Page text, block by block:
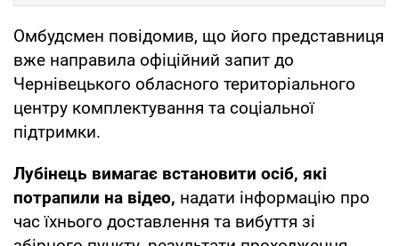
Омбудсмен повідомив, що його представниця
вже направила офіційний запит до
Чернівецького обласного територіального
центру комплектування та соціальної
підтримки.
Лубінець вимагає встановити осіб, які
потрапили на відео, надати інформацію про
час їхнього доставлення та вибуття зі